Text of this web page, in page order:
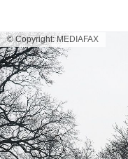
© Copyright: MEDIAFAX